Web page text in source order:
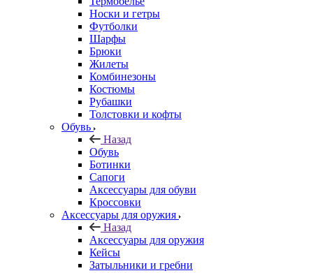
Носки и гетры
Футболки
Шарфы
Брюки
Жилеты
Комбинезоны
Костюмы
Рубашки
Толстовки и кофты
Обувь
Назад
Обувь
Ботинки
Сапоги
Аксессуары для обуви
Кроссовки
Аксессуары для оружия
Назад
Аксессуары для оружия
Кейсы
Затыльники и гребни